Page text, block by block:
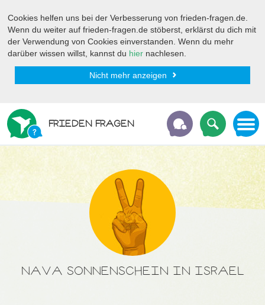
Cookies helfen uns bei der Verbesserung von frieden-fragen.de.
Wenn du weiter auf frieden-fragen.de stöberst, erklärst du dich mit
der Verwendung von Cookies einverstanden. Wenn du mehr
darüber wissen willst, kannst du hier nachlesen.
Nicht mehr anzeigen
FRIEDEN FRAGEN
NAVA SONNENSCHEIN IN ISRAEL